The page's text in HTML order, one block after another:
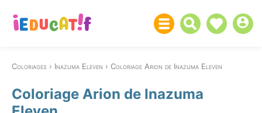
Coloriages Inazuma Eleven Coloriage Arion de Inazuma Eleven
Coloriage Arion de Inazuma